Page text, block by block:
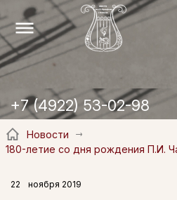
+7 (4922) 53-02-98
Новости
180-летие со дня рождения П.И.
22 ноября 2019